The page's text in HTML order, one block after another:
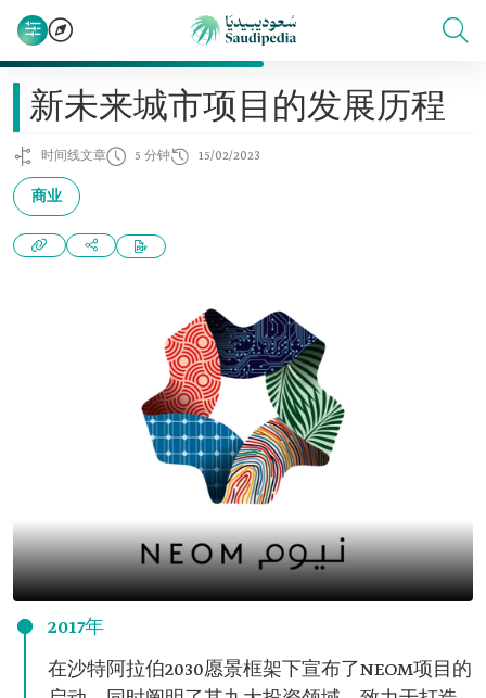
新未来城市项目的发展历程
时间线文章 5 分钟 15/02/2023
商业
2017年
在沙特阿拉伯2030愿景框架下宣布了NEOM项目的